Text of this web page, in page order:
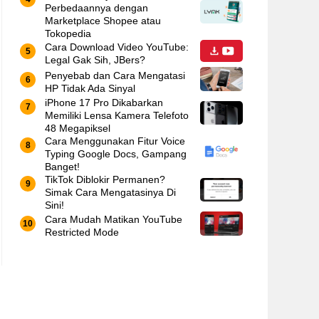
Perbedaannya dengan
Marketplace Shopee atau
Tokopedia
Cara Download Video YouTube:
Legal Gak Sih, JBers?
Penyebab dan Cara Mengatasi
HP Tidak Ada Sinyal
iPhone 17 Pro Dikabarkan
Memiliki Lensa Kamera Telefoto
48 Megapiksel
Cara Menggunakan Fitur Voice
Typing Google Docs, Gampang
Banget!
TikTok Diblokir Permanen?
Simak Cara Mengatasinya Di
Sini!
Cara Mudah Matikan YouTube
Restricted Mode